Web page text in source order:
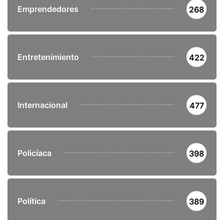
Emprendedores 268
Entretenimiento 422
Internacional 477
Policíaca 398
Política 389